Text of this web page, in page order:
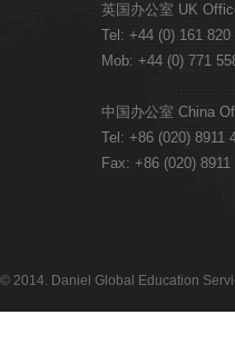
英国办公室 UK
Tel: +44 (0) 161 820
Mob: +44 (0) 771
中国办公室 China
Tel: +86 (020)
Fax: +86 (020) 8911
© 2014. Daniel Global Education